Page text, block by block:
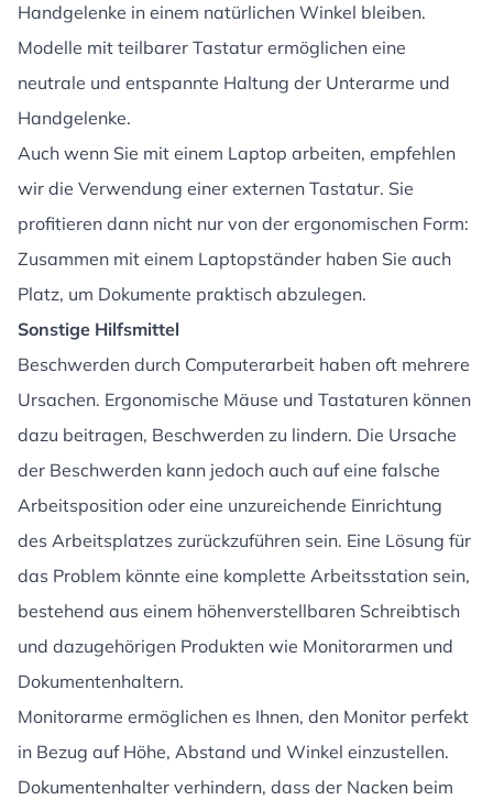
Handgelenke in einem natürlichen Winkel bleiben.
Modelle mit teilbarer Tastatur ermöglichen eine
neutrale und entspannte Haltung der Unterarme und
Handgelenke.
Auch wenn Sie mit einem Laptop arbeiten, empfehlen
wir die Verwendung einer externen Tastatur. Sie
profitieren dann nicht nur von der ergonomischen Form:
Zusammen mit einem Laptopständer haben Sie auch
Platz, um Dokumente praktisch abzulegen.
Sonstige Hilfsmittel
Beschwerden durch Computerarbeit haben oft mehrere
Ursachen. Ergonomische Mäuse und Tastaturen können
dazu beitragen, Beschwerden zu lindern. Die Ursache
der Beschwerden kann jedoch auch auf eine falsche
Arbeitsposition oder eine unzureichende Einrichtung
des Arbeitsplatzes zurückzuführen sein. Eine Lösung für
das Problem könnte eine komplette Arbeitsstation sein,
bestehend aus einem höhenverstellbaren Schreibtisch
und dazugehörigen Produkten wie Monitorarmen und
Dokumentenhaltern.
Monitorarme ermöglichen es Ihnen, den Monitor perfekt
in Bezug auf Höhe, Abstand und Winkel einzustellen.
Dokumentenhalter verhindern, dass der Nacken beim